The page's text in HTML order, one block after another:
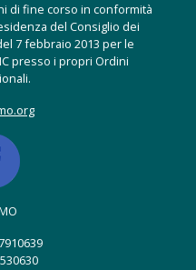
di fine corso in conformità
del Consiglio dei
7 febbraio 2013 per le
presso i propri Ordini